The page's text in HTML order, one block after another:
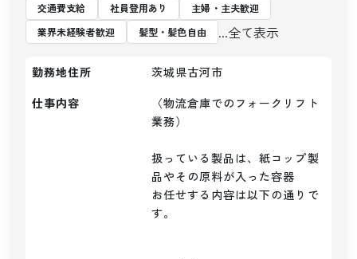
交通費支給 社員登用あり
主婦・主夫歓迎
業界未経験者歓迎
髪型・髪色自由 ...全て表示
勤務地住所
茨城県古河市
仕事内容
〈物流倉庫でのフォークリフト
業務）
扱っている製品は、紙コップ製
品やその原料が入った容器
お任せする内容は以下の通りで
す。